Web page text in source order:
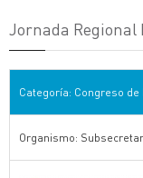
Jornada
Categoría: Congreso
Organismo: